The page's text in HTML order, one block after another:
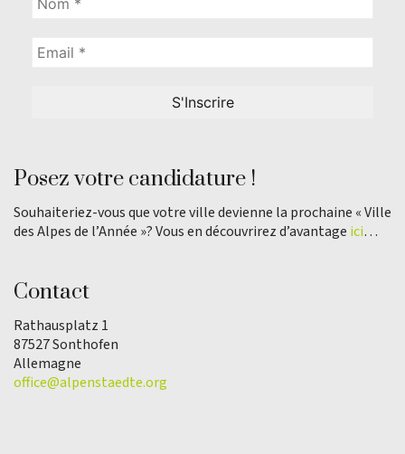
Posez votre candidature !
Souhaiteriez-vous que votre ville devienne la prochaine « Ville
des Alpes de l’Année »? Vous en découvrirez d’avantage ici…
Contact
Rathausplatz 1
87527 Sonthofen
Allemagne
office@alpenstaedte.org